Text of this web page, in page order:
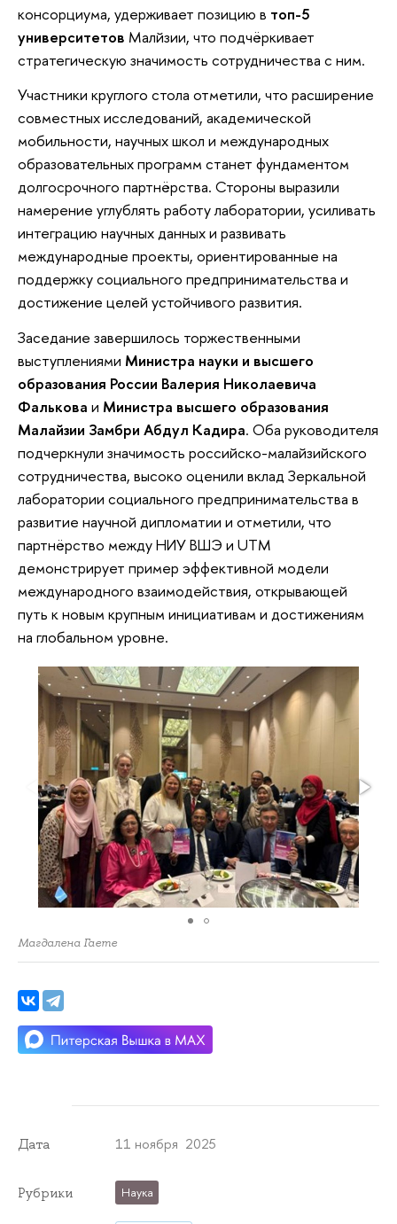
консорциума, удерживает позицию в топ-5
университетов Малйзии, что подчёркивает
стратегическую значимость сотрудничества с ним.
Участники круглого стола отметили, что расширение
совместных исследований, академической
мобильности, научных школ и международных
образовательных программ станет фундаментом
долгосрочного партнёрства. Стороны выразили
намерение углублять работу лаборатории, усиливать
интеграцию научных данных и развивать
международные проекты, ориентированные на
поддержку социального предпринимательства и
достижение целей устойчивого развития.
Заседание завершилось торжественными
выступлениями Министра науки и высшего
образования России Валерия Николаевича
Фалькова и Министра высшего образования
Малайзии Замбри Абдул Кадира. Оба руководителя
подчеркнули значимость российско-малайзийского
сотрудничества, высоко оценили вклад Зеркальной
лаборатории социального предпринимательства в
развитие научной дипломатии и отметили, что
партнёрство между НИУ ВШЭ и UTM
демонстрирует пример эффективной модели
международного взаимодействия, открывающей
путь к новым крупным инициативам и достижениям
на глобальном уровне.
Магдалена Гаете
Дата 11 ноября 2025
Рубрики Наука